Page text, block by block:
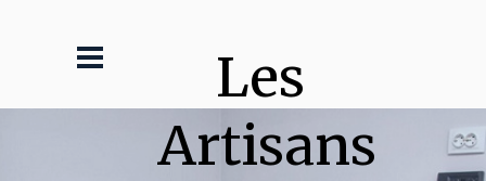
Les
Artisans